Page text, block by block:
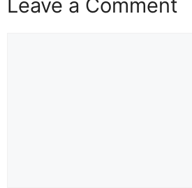
Leave a Comment